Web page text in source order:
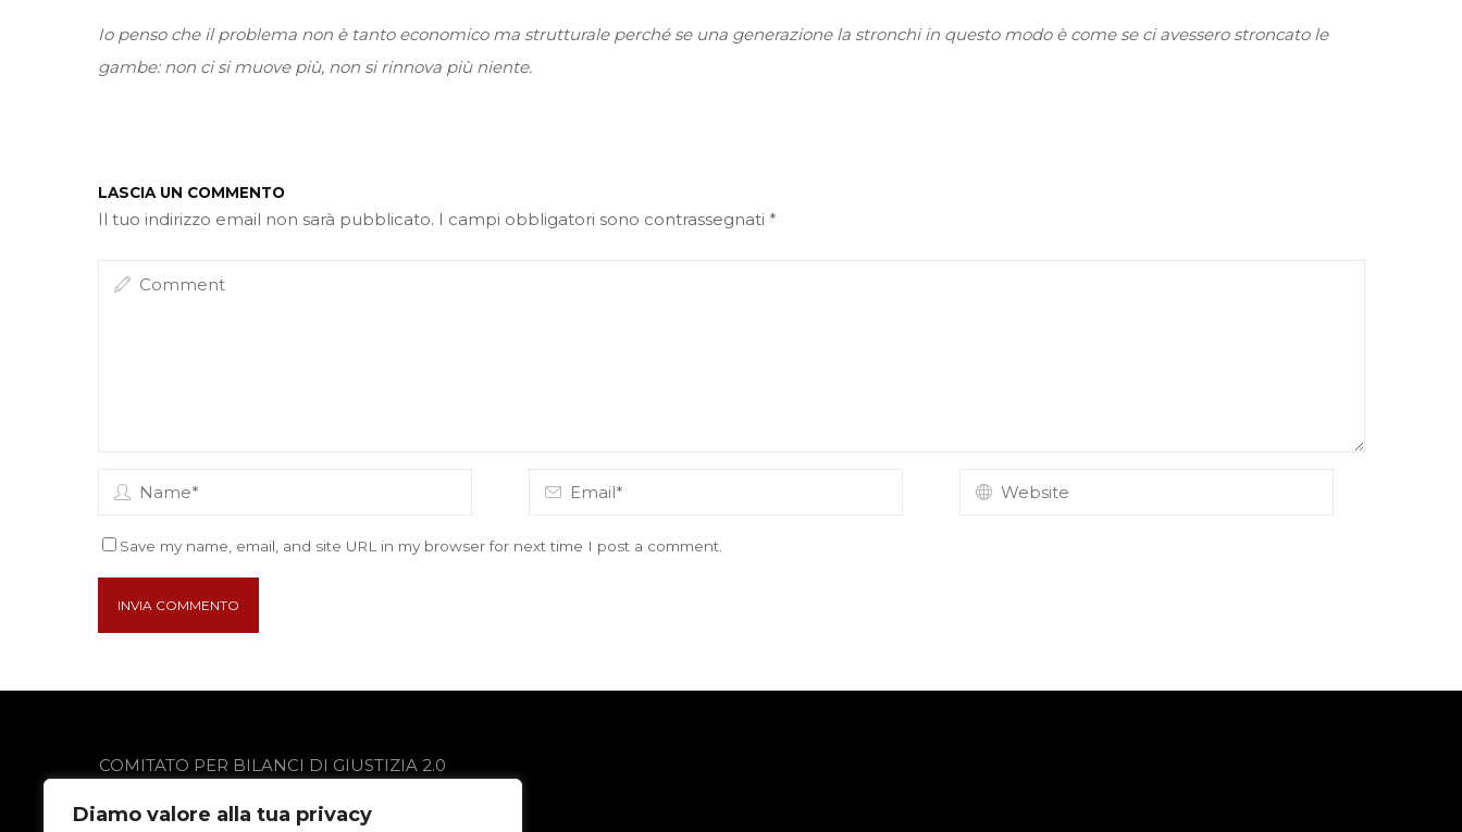
Diamo valore alla tua privacy
Io penso che il problema non è tanto economico ma strutturale perché se una generazione la stronchi in questo modo è come se ci avessero stroncato le
gambe: non ci si muove più, non si rinnova più niente.
LASCIA UN COMMENTO
Il tuo indirizzo email non sarà pubblicato. I campi obbligatori sono contrassegnati *
Save my name, email, and site URL in my browser for next time I post a comment.
COMITATO PER BILANCI DI GIUSTIZIA 2.0
24021 Albino (BG)